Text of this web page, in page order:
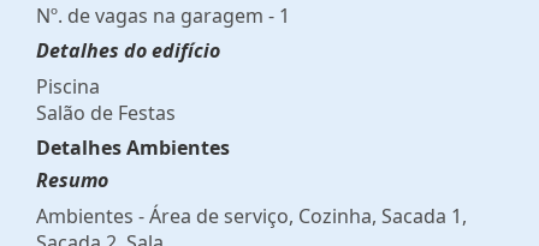
Nº. de vagas na garagem - 1
Detalhes do edifício
Piscina
Salão de Festas
Detalhes Ambientes
Resumo
Ambientes - Área de serviço, Cozinha, Sacada 1,